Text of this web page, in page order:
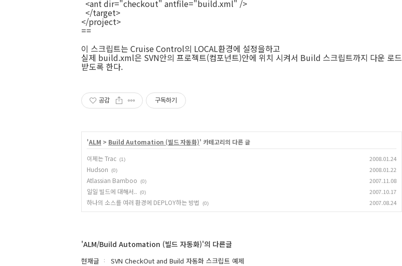
<ant dir="checkout" antfile="build.xml" />
</target>
</project>
==
이 스크립트는 Cruise Control의 LOCAL환경에 설정을하고
실제 build.xml은 SVN안의 프로젝트(컴포넌트)안에 위치 시켜서 Build 스크립트까지 다운 로드
받도록 한다.
공감 구독하기
'ALM > Build Automation (빌드 자동화)' 카테고리의 다른 글
이제는 Trac (1) 2008.01.24
Hudson (0) 2008.01.22
Atlassian Bamboo (0) 2007.11.08
일일 빌드에 대해서.. (0) 2007.10.17
하나의 소스를 여러 환경에 DEPLOY하는 방법 (0) 2007.08.24
'ALM/Build Automation (빌드 자동화)'의 다른글
현재글 SVN CheckOut and Build 자동화 스크립트 예제